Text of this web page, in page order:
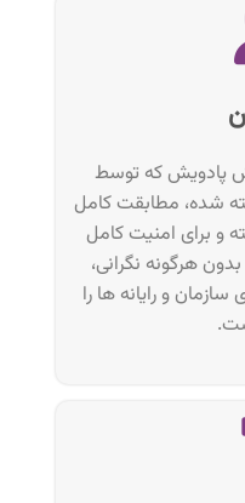
پادویش که توسط
شده، مطابقت کامل
و برای امنیت کامل
هرگونه نگرانی،
سازمان و رایانه ها را